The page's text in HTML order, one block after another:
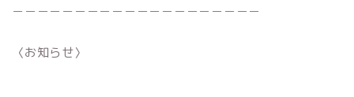
〈お知らせ〉